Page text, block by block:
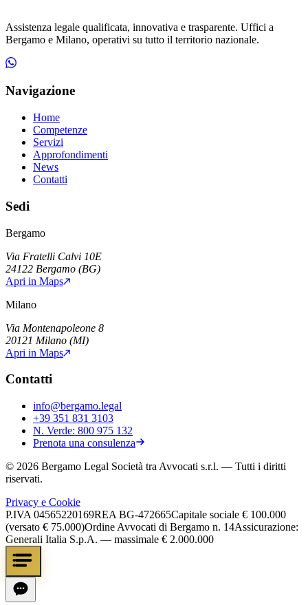
Assistenza legale qualificata, innovativa e trasparente. Uffici a
Bergamo e Milano, operativi su tutto il territorio nazionale.
Navigazione
Home
Competenze
Servizi
Approfondimenti
News
Contatti
Sedi
Bergamo
Via Fratelli Calvi 10E
24122 Bergamo (BG)
Apri in Maps
Milano
Via Montenapoleone 8
20121 Milano (MI)
Apri in Maps
Contatti
info@bergamo.legal
+39 351 831 3103
N. Verde: 800 975 132
Prenota una consulenza
© 2026 Bergamo Legal Società tra Avvocati s.r.l. — Tutti i diritti
riservati.
Privacy e Cookie
P.IVA 04565220169REA BG-472665Capitale sociale € 100.000
(versato € 75.000)Ordine Avvocati di Bergamo n. 14Assicurazione:
Generali Italia S.p.A. — massimale € 2.000.000